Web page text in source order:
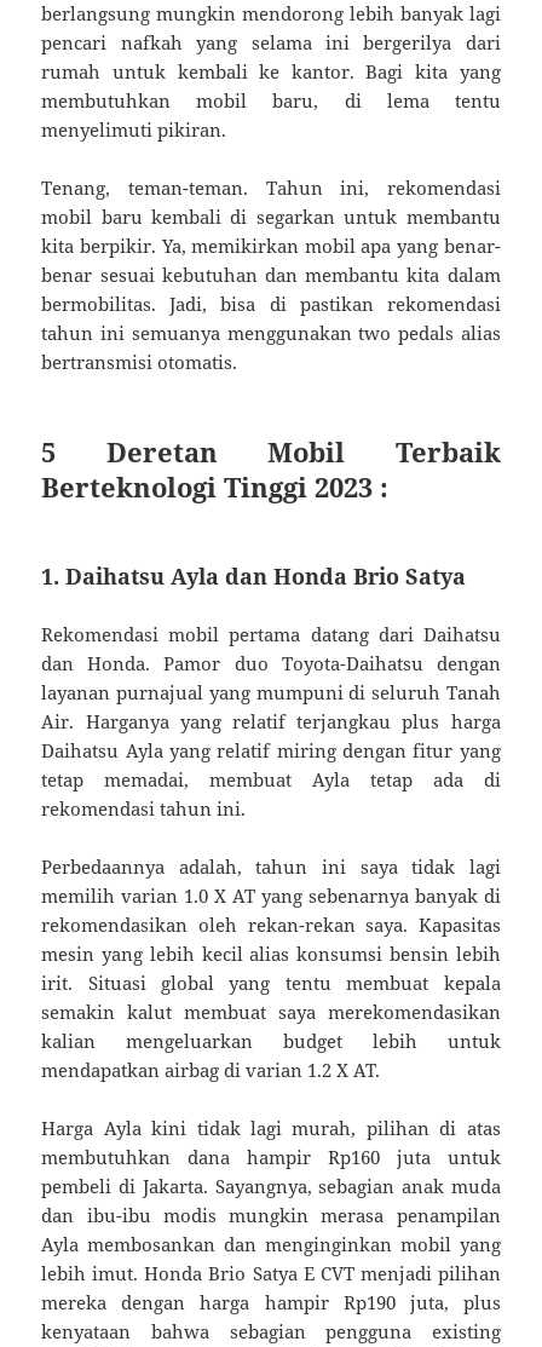
berlangsung mungkin mendorong lebih banyak lagi
pencari nafkah yang selama ini bergerilya dari
rumah untuk kembali ke kantor. Bagi kita yang
membutuhkan mobil baru, di lema tentu
menyelimuti pikiran.
Tenang, teman-teman. Tahun ini, rekomendasi
mobil baru kembali di segarkan untuk membantu
kita berpikir. Ya, memikirkan mobil apa yang benar-
benar sesuai kebutuhan dan membantu kita dalam
bermobilitas. Jadi, bisa di pastikan rekomendasi
tahun ini semuanya menggunakan two pedals alias
bertransmisi otomatis.
5 Deretan Mobil Terbaik
Berteknologi Tinggi 2023 :
1. Daihatsu Ayla dan Honda Brio Satya
Rekomendasi mobil pertama datang dari Daihatsu
dan Honda. Pamor duo Toyota-Daihatsu dengan
layanan purnajual yang mumpuni di seluruh Tanah
Air. Harganya yang relatif terjangkau plus harga
Daihatsu Ayla yang relatif miring dengan fitur yang
tetap memadai, membuat Ayla tetap ada di
rekomendasi tahun ini.
Perbedaannya adalah, tahun ini saya tidak lagi
memilih varian 1.0 X AT yang sebenarnya banyak di
rekomendasikan oleh rekan-rekan saya. Kapasitas
mesin yang lebih kecil alias konsumsi bensin lebih
irit. Situasi global yang tentu membuat kepala
semakin kalut membuat saya merekomendasikan
kalian mengeluarkan budget lebih untuk
mendapatkan airbag di varian 1.2 X AT.
Harga Ayla kini tidak lagi murah, pilihan di atas
membutuhkan dana hampir Rp160 juta untuk
pembeli di Jakarta. Sayangnya, sebagian anak muda
dan ibu-ibu modis mungkin merasa penampilan
Ayla membosankan dan menginginkan mobil yang
lebih imut. Honda Brio Satya E CVT menjadi pilihan
mereka dengan harga hampir Rp190 juta, plus
kenyataan bahwa sebagian pengguna existing